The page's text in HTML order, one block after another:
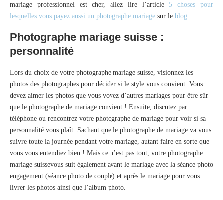
mariage professionnel est cher, allez lire l’article 5 choses pour
lesquelles vous payez aussi un photographe mariage sur le blog
Photographe mariage suisse :
personnalité
Lors du choix de votre photographe mariage suisse, visionnez les
photos des photographes pour décider si le style vous convient. Vous
devez aimer les photos que vous voyez d’autres mariages pour être sûr
que le photographe de mariage convient ! Ensuite, discutez par
téléphone ou rencontrez votre photographe de mariage pour voir si sa
personnalité vous plaît. Sachant que le photographe de mariage va vous
suivre toute la journée pendant votre mariage, autant faire en sorte que
vous vous entendiez bien ! Mais ce n’est pas tout, votre photographe
mariage suissevous suit également avant le mariage avec la séance photo
engagement (séance photo de couple) et après le mariage pour vous
livrer les photos ainsi que l’album photo.